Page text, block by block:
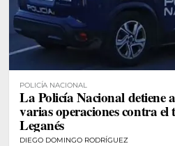
POLICÍA NACIONAL
La Policía Nacional detiene
varias operaciones contra el
Leganés
DIEGO DOMINGO RODRÍGUEZ